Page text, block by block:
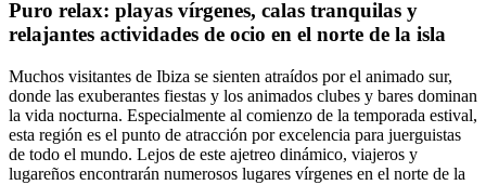
Puro relax: playas vírgenes, calas tranquilas y
relajantes actividades de ocio en el norte de la isla
Muchos visitantes de Ibiza se sienten atraídos por el animado sur,
donde las exuberantes fiestas y los animados clubes y bares dominan
la vida nocturna. Especialmente al comienzo de la temporada estival,
esta región es el punto de atracción por excelencia para juerguistas
de todo el mundo. Lejos de este ajetreo dinámico, viajeros y
lugareños encontrarán numerosos lugares vírgenes en el norte de la